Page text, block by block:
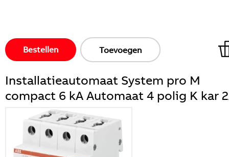
Bestellen Toevoegen
Installatieautomaat System pro M
compact 6 kA Automaat 4 polig K kar